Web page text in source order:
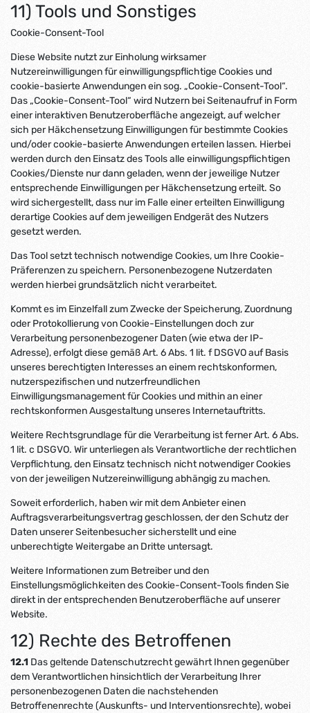
11) Tools und Sonstiges
Cookie-Consent-Tool
Diese Website nutzt zur Einholung wirksamer
Nutzereinwilligungen für einwilligungspflichtige Cookies und
cookie-basierte Anwendungen ein sog. „Cookie-Consent-Tool“.
Das „Cookie-Consent-Tool“ wird Nutzern bei Seitenaufruf in Form
einer interaktiven Benutzeroberfläche angezeigt, auf welcher
sich per Häkchensetzung Einwilligungen für bestimmte Cookies
und/oder cookie-basierte Anwendungen erteilen lassen. Hierbei
werden durch den Einsatz des Tools alle einwilligungspflichtigen
Cookies/Dienste nur dann geladen, wenn der jeweilige Nutzer
entsprechende Einwilligungen per Häkchensetzung erteilt. So
wird sichergestellt, dass nur im Falle einer erteilten Einwilligung
derartige Cookies auf dem jeweiligen Endgerät des Nutzers
gesetzt werden.
Das Tool setzt technisch notwendige Cookies, um Ihre Cookie-
Präferenzen zu speichern. Personenbezogene Nutzerdaten
werden hierbei grundsätzlich nicht verarbeitet.
Kommt es im Einzelfall zum Zwecke der Speicherung, Zuordnung
oder Protokollierung von Cookie-Einstellungen doch zur
Verarbeitung personenbezogener Daten (wie etwa der IP-
Adresse), erfolgt diese gemäß Art. 6 Abs. 1 lit. f DSGVO auf Basis
unseres berechtigten Interesses an einem rechtskonformen,
nutzerspezifischen und nutzerfreundlichen
Einwilligungsmanagement für Cookies und mithin an einer
rechtskonformen Ausgestaltung unseres Internetauftritts.
Weitere Rechtsgrundlage für die Verarbeitung ist ferner Art. 6 Abs.
1 lit. c DSGVO. Wir unterliegen als Verantwortliche der rechtlichen
Verpflichtung, den Einsatz technisch nicht notwendiger Cookies
von der jeweiligen Nutzereinwilligung abhängig zu machen.
Soweit erforderlich, haben wir mit dem Anbieter einen
Auftragsverarbeitungsvertrag geschlossen, der den Schutz der
Daten unserer Seitenbesucher sicherstellt und eine
unberechtigte Weitergabe an Dritte untersagt.
Weitere Informationen zum Betreiber und den
Einstellungsmöglichkeiten des Cookie-Consent-Tools finden Sie
direkt in der entsprechenden Benutzeroberfläche auf unserer
Website.
12) Rechte des Betroffenen
12.1 Das geltende Datenschutzrecht gewährt Ihnen gegenüber
dem Verantwortlichen hinsichtlich der Verarbeitung Ihrer
personenbezogenen Daten die nachstehenden
Betroffenenrechte (Auskunfts- und Interventionsrechte), wobei